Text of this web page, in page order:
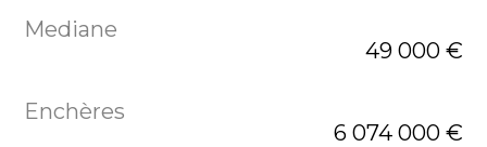
49 000 €
6 074 000 €